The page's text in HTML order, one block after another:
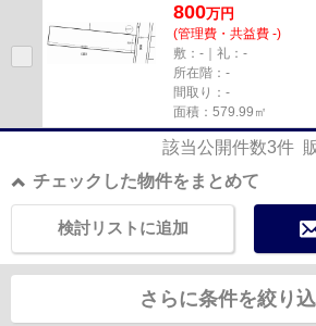
800万円
(管理費・共益費 -)
敷：-｜礼：-
所在階：-
間取り：-
面積：579.99㎡
該当公開件数3件
チェックした物件をまとめて
検討リストに追加
さらに条件を絞り